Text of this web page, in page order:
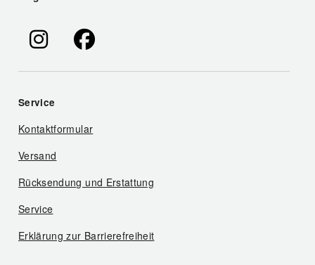
Service
Kontaktformular
Versand
Rücksendung und Erstattung
Service
Erklärung zur Barrierefreiheit